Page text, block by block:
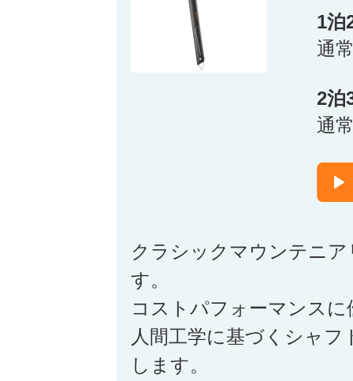
1泊
通
2泊
通
クラシックマウンテニ
す。
コストパフォーマンス
人間工学に基づくシャ
します。